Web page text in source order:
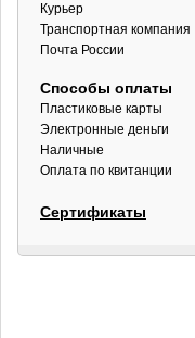
Курьер
Транспортная компания
Почта России
Способы оплаты
Пластиковые карты
Электронные деньги
Наличные
Оплата по квитанции
Сертификаты